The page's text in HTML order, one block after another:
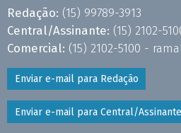
Redação: (15) 99789-3913
Central/Assinante: (15) 2102-
Comercial: (15) 2102-5100 -
Enviar e-mail para Redação
Enviar e-mail para Central/Assinante